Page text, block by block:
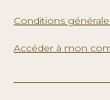
Conditions
Accéder à mon